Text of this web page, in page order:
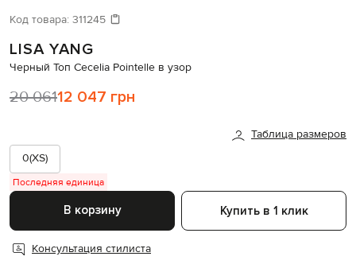
Давайте подберем что-то еще
Похожие товары
Код товара: 311245
LISA YANG
Черный Топ Cecelia Pointelle в узор
20 06112 047 грн
Таблица размеров
0(XS)
Последняя единица
В корзину Купить в 1 клик
Консультация стилиста